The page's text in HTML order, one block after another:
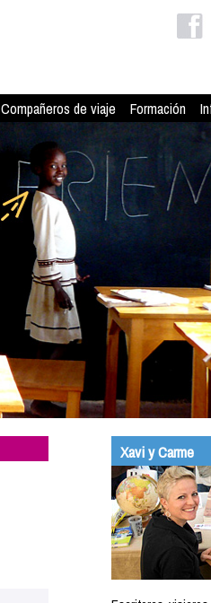
Compañeros de viaje Formación
Xavi y Carme